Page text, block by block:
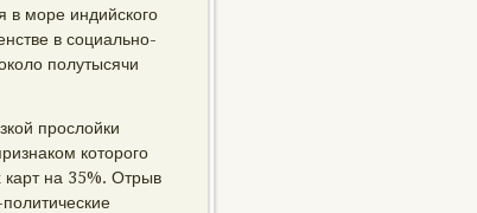
в море индийского
в социально-
полутысячи
прослойки
которого
карт на 35%. Отрыв